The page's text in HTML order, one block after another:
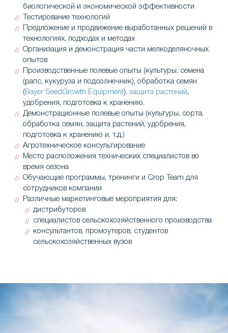
биологической и экономической эффективности
Тестирование технологий
Предложение и продвижение выработанных решений в
технологиях, подходах и методах
Организация и демонстрация части мелкоделяночных
опытов
Производственные полевые опыты (культуры, семена
(рапс, кукуруза и подсолнечник), обработка семян
( Bayer SeedGrowth Equipment), защита растений,
удобрения, подготовка к хранению.
Демонстрационные полевые опыты (культуры, сорта,
обработка семян, защита растений, удобрения,
подготовка к хранению и. т.д.)
Агротехническое консультирование
Место расположения технических специалистов во
время сезона
Обучающие программы, тренинги и Crop Team для
сотрудников компании
Различные маркетинговые мероприятия для:
дистрибуторов
специалистов сельскохозяйственного производства
консультантов, промоутеров, студентов
сельскохозяйственных вузов